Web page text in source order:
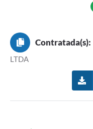
Contato Contratada(s):
LTDA